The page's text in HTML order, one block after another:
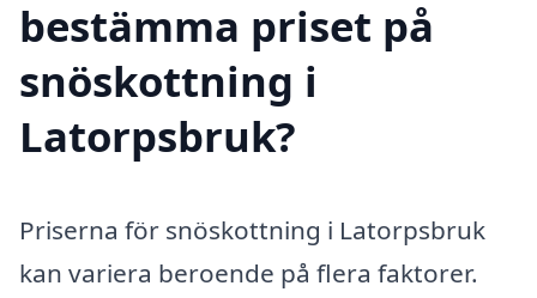
bestämma priset på
snöskottning i
Latorpsbruk?
Priserna för snöskottning i Latorpsbruk
kan variera beroende på flera faktorer.